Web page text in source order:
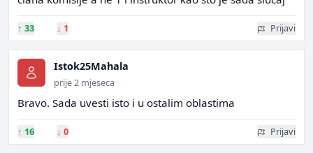
↑ 33 ↓ 1 Prijavi
Istok25Mahala
prije 2 mjeseca
Bravo. Sada uvesti isto i u ostalim oblastima
↑ 16 ↓ 0 Prijavi